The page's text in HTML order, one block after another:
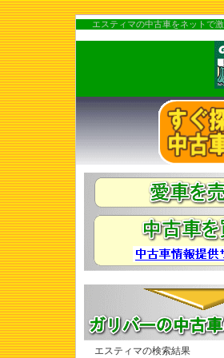
エスティマの中古車をネットで
エスティマの検索結果